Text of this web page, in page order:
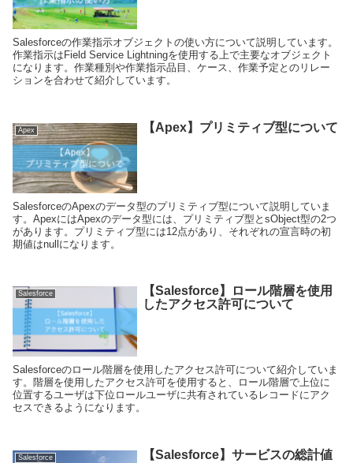
Salesforceの作業指示オブジェクトの使い方について説明しています。
作業指示はField Service Lightningを使用する上で主要なオブジェクト
になります。作業種別や作業指示品目、ケース、作業予定とのリレー
ションを合わせて紹介しています。
Apex 【Apex】プリミティブ型について
SalesforceのApexのデータ型のプリミティブ型について説明していま
す。ApexにはApexのデータ型には、プリミティブ型とsObject型の2つ
があります。プリミティブ型には12点があり、それぞれの宣言時の初
期値はnullになります。
Salesforce
【Salesforce】ロール階層を使用
したアクセス許可について
Salesforceのロール階層を使用したアクセス許可について紹介していま
す。階層を使用したアクセス許可を使用すると、ロール階層で上位に
位置するユーザは下位ロールユーザに共有されているレコードにアク
セスできるようになります。
Salesforce
【Salesforce】サービスの総計値